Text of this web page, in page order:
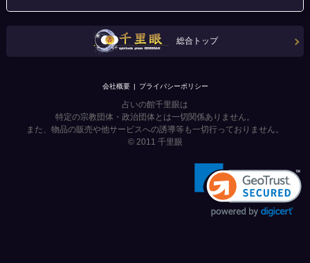
総合トップ
会社概要 プライバシーポリシー
占いの館千里眼は
特定の宗教団体・政治団体とは一切関係ありません。
また、物品の販売や他サービスへの誘導等も一切行っておりません。
© 2011 千里眼